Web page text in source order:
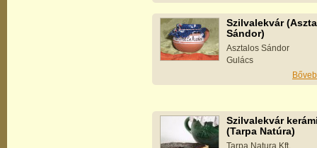
Szilvalekvár
Sándor)
Asztalos Sándor
Gulács
Szilvalekvár
(Tarpa Natúra)
Tarpa Natura Kft.